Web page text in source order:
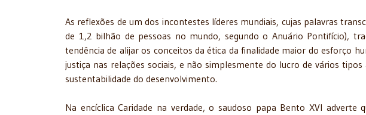
As reflexões de um dos incontestes líderes mundiais, cujas palavras
de 1,2 bilhão de pessoas no mundo, segundo o Anuário Pontifício),
tendência de alijar os conceitos da ética da finalidade maior do esforço
justiça nas relações sociais, e não simplesmente do lucro de vários
sustentabilidade do desenvolvimento.
Na encíclica Caridade na verdade, o saudoso papa Bento XVI adverte